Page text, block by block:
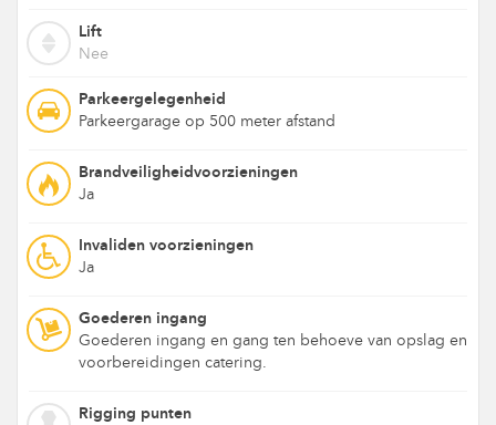
Lift
Nee
Parkeergelegenheid
Parkeergarage op 500 meter afstand
Brandveiligheidvoorzieningen
Ja
Invaliden voorzieningen
Ja
Goederen ingang
Goederen ingang en gang ten behoeve van opslag en
voorbereidingen catering.
Rigging punten